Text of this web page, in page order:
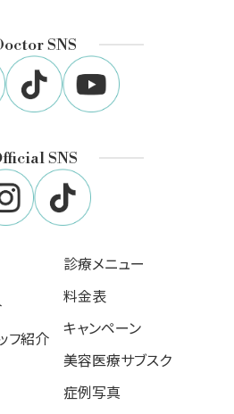
SNS
SNS
フ紹介
診療メニュー
料金表
キャンペーン
美容医療サブスク
症例写真